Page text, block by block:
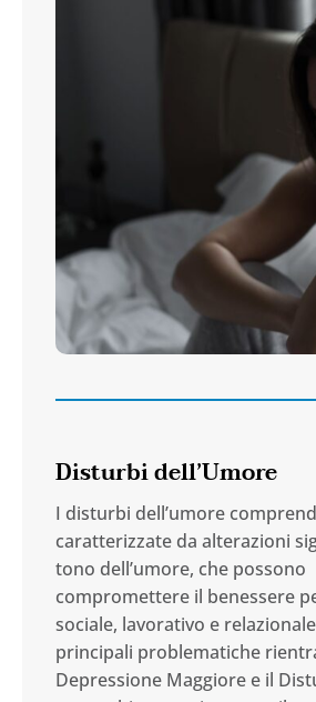
Disturbi dell’Umore
I disturbi dell’umore
caratterizzate da alterazioni
tono dell’umore, che possono
compromettere il benessere
sociale, lavorativo e
principali problematiche
Depressione Maggiore e il